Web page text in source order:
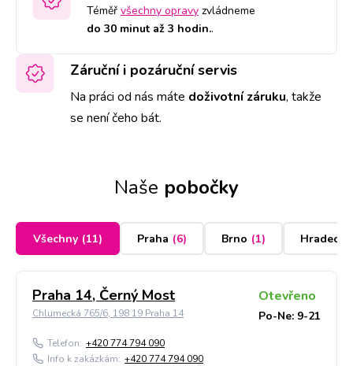
Téměř všechny opravy zvládneme
do 30 minut až 3 hodin..
Záruční i pozáruční servis
Na práci od nás máte doživotní záruku, takže
se není čeho bát.
Naše pobočky
Všechny (11) Praha (6) Brno (1) Hradec
Praha 14, Černý Most
Chlumecká 765/6, 198 19 Praha 14
Otevřeno
Po-Ne: 9-21
Telefon: +420 774 794 090
Info k zakázkám: +420 774 794 090